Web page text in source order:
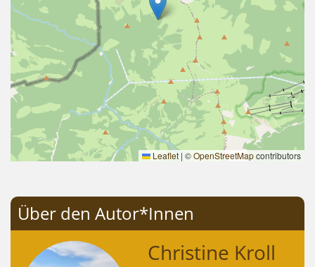
Leaflet | ©OpenStreetMapcontributors
Über den Autor*Innen
Christine Kroll